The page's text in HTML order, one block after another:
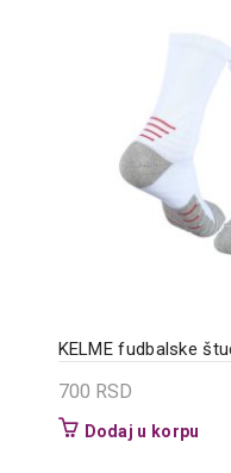
KELME fudbalske
700 RSD
Dodaj u korpu